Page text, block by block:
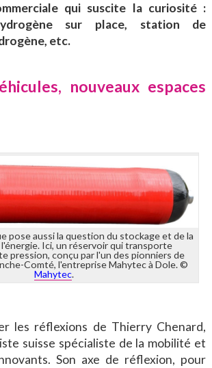
qui suscite la curiosité :
sur place, station de
etc.
nouveaux espaces
pose aussi la question du stockage et de la
Ici, un réservoir qui transporte
pression, conçu par l'un des pionniers de
Comté, l'entreprise Mahytec à Dole. ©
Mahytec.
les réflexions de Thierry Chenard,
suisse spécialiste de la mobilité et
Son axe de réflexion, pour